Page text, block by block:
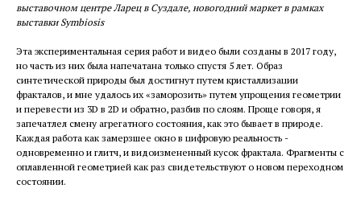
выставочном центре Ларец в Суздале, новогодний маркет в рамках
выставки Symbiosis
Эта экспериментальная серия работ и видео были созданы в 2017 году,
но часть из них была напечатана только спустя 5 лет. Образ
синтетической природы был достигнут путем кристаллизации
фракталов, и мне удалось их «заморозить» путем упрощения геометрии
и перевести из 3D в 2D и обратно, разбив по слоям. Проще говоря, я
запечатлел смену агрегатного состояния, как это бывает в природе.
Каждая работа как замерзшее окно в цифровую реальность -
одновременно и глитч, и видоизмененный кусок фрактала. Фрагменты с
оплавленной геометрией как раз свидетельствуют о новом переходном
состоянии.